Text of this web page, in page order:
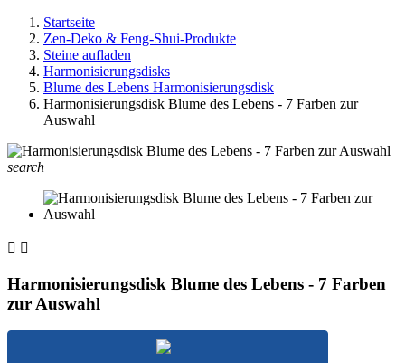
Startseite
Zen-Deko & Feng-Shui-Produkte
Steine aufladen
Harmonisierungsdisks
Blume des Lebens Harmonisierungsdisk
Harmonisierungsdisk Blume des Lebens - 7 Farben zur
Auswahl
search
 
Harmonisierungsdisk Blume des Lebens - 7 Farben
zur Auswahl